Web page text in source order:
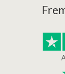
24/01/2026
Superflot bademøbel og rigtig lynhurtig…